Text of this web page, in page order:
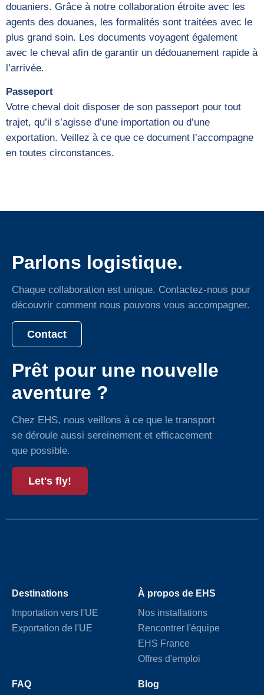
douaniers. Grâce à notre collaboration étroite avec les
agents des douanes, les formalités sont traitées avec le
plus grand soin. Les documents voyagent également
avec le cheval afin de garantir un dédouanement rapide à
l’arrivée.
Passeport
Votre cheval doit disposer de son passeport pour tout
trajet, qu’il s’agisse d’une importation ou d’une
exportation. Veillez à ce que ce document l’accompagne
en toutes circonstances.
Parlons logistique.
Chaque collaboration est unique. Contactez-nous pour
découvrir comment nous pouvons vous accompagner.
Contact
Prêt pour une nouvelle
aventure ?
Chez EHS, nous veillons à ce que le transport
se déroule aussi sereinement et efficacement
que possible.
Let's fly!
Destinations
Importation vers l'UE
Exportation de l'UE
À propos de EHS
Nos installations
Rencontrer l'équipe
EHS France
Offres d'emploi
FAQ Blog